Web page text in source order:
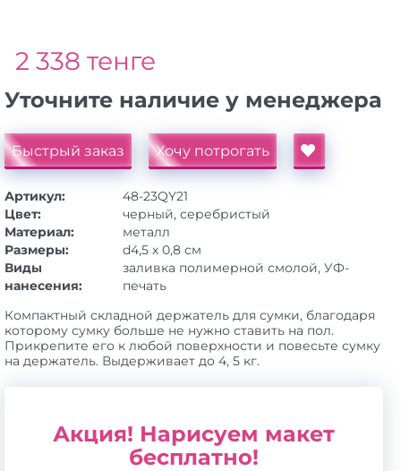
2 338 тенге
Уточните наличие у менеджера
Быстрый заказ Хочу потрогать
Артикул:
48-23QY21
Цвет:
черный, серебристый
Материал:
металл
Размеры:
d4,5 х 0,8 см
Виды
нанесения:
заливка полимерной смолой, УФ-
печать
Компактный складной держатель для сумки, благодаря
которому сумку больше не нужно ставить на пол.
Прикрепите его к любой поверхности и повесьте сумку
на держатель. Выдерживает до 4, 5 кг.
Акция! Нарисуем макет
бесплатно!